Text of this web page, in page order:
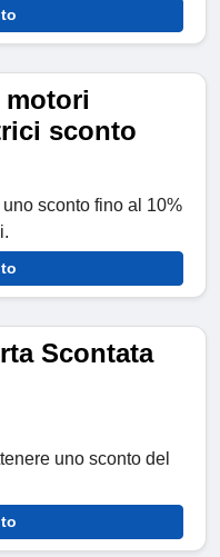
motori
sconto
sconto fino al 10%
Scontata
uno sconto del